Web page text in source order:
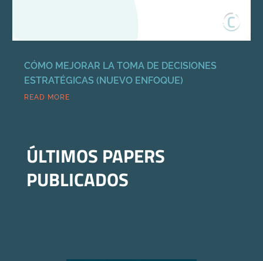
CÓMO MEJORAR LA TOMA DE DECISIONES
ESTRATÉGICAS (NUEVO ENFOQUE)
READ MORE
ÚLTIMOS PAPERS
PUBLICADOS